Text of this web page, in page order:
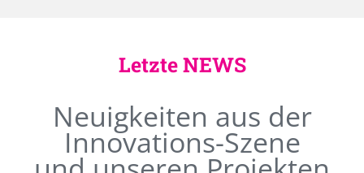
Letzte NEWS
Neuigkeiten aus der
Innovations-Szene